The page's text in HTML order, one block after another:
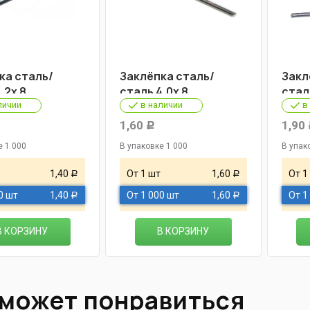
сталь/
8
1 000
1,40 Р
шт 1,40 Р
КОРЗИНУ
Заклёпка сталь/
сталь 4,0х 8
в наличии
1,60 Р
В упаковке 1 000
От 1 шт 1,60 Р
От 1 000 шт 1,60 Р
В КОРЗИНУ
в
1,90
В
От 1
От 1
понравиться